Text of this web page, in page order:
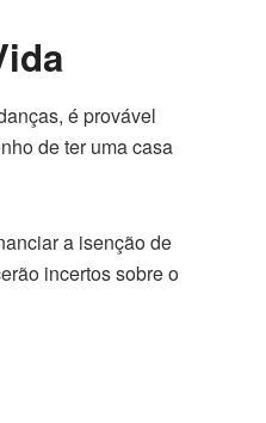
é provável
de ter uma casa
a isenção de
incertos sobre o